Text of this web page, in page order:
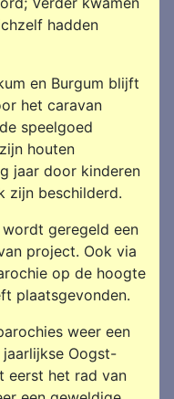
hadden
en Burgum blijft
het caravan
speelgoed
houten
jaar door kinderen
zijn beschilderd.
geregeld een
project. Ook via
op de hoogte
plaatsgevonden.
weer een
Oogst-
eerst het rad van